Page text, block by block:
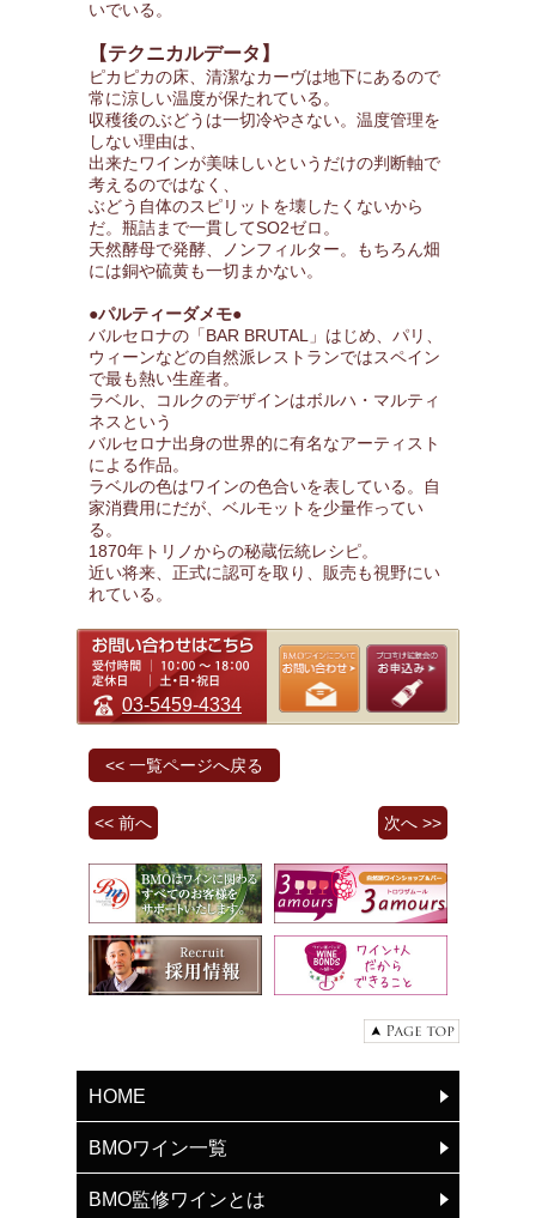
いでいる。
【テクニカルデータ】
ピカピカの床、清潔なカーヴは地下にあるので
常に涼しい温度が保たれている。
収穫後のぶどうは一切冷やさない。温度管理を
しない理由は、
出来たワインが美味しいというだけの判断軸で
考えるのではなく、
ぶどう自体のスピリットを壊したくないから
だ。瓶詰まで一貫してSO2ゼロ。
天然酵母で発酵、ノンフィルター。もちろん畑
には銅や硫黄も一切まかない。
●パルティーダメモ●
バルセロナの「BAR BRUTAL」はじめ、パリ、
ウィーンなどの自然派レストランではスペイン
で最も熱い生産者。
ラベル、コルクのデザインはボルハ・マルティ
ネスという
バルセロナ出身の世界的に有名なアーティスト
による作品。
ラベルの色はワインの色合いを表している。自
家消費用にだが、ベルモットを少量作ってい
る。
1870年トリノからの秘蔵伝統レシピ。
近い将来、正式に認可を取り、販売も視野にい
れている。
03-5459-4334
<< 一覧ページへ戻る
<< 前へ 次へ >>
HOME
BMOワイン一覧
BMO監修ワインとは